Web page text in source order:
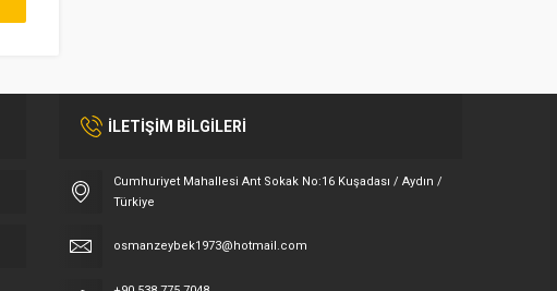
İLETİŞİM BİLGİLERİ
Cumhuriyet Mahallesi Ant Sokak No:16 Kuşadası / Aydın /
Türkiye
osmanzeybek1973@hotmail.com